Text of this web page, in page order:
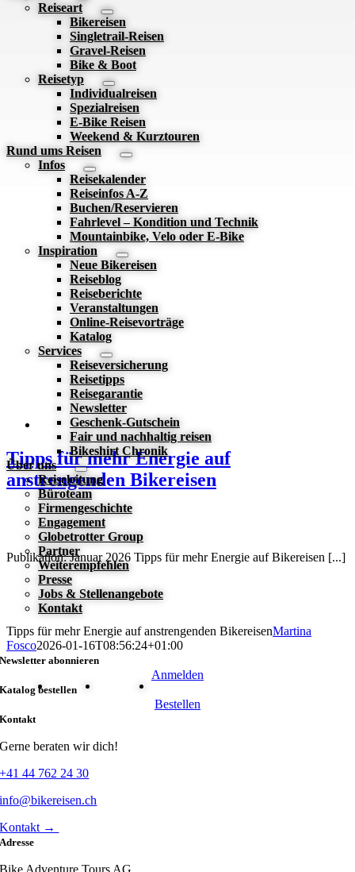
Reiseart
Bikereisen
Singletrail-Reisen
Gravel-Reisen
Bike & Boot
Reisetyp
Individualreisen
Spezialreisen
E-Bike Reisen
Weekend & Kurztouren
Rund ums Reisen
Infos
Reisekalender
Reiseinfos A-Z
Buchen/Reservieren
Fahrlevel – Kondition und Technik
Mountainbike, Velo oder E-Bike
Inspiration
Neue Bikereisen
Reiseblog
Reiseberichte
Veranstaltungen
Online-Reisevorträge
Katalog
Services
Reiseversicherung
Reisetipps
Reisegarantie
Newsletter
Geschenk-Gutschein
Fair und nachhaltig reisen
Bikeshirt Chronik
Über uns
Reiseleitung
Büroteam
Firmengeschichte
Engagement
Globetrotter Group
Partner
Weiterempfehlen
Presse
Jobs & Stellenangebote
Kontakt
Tipps für mehr Energie auf
anstrengenden Bikereisen
Publikation: Januar 2026 Tipps für mehr Energie auf Bikereisen [...]
Tipps für mehr Energie auf anstrengenden BikereisenMartina
Fosco2026-01-16T08:56:24+01:00
Newsletter abonnieren
Anmelden
Katalog bestellen
Bestellen
Kontakt
Gerne beraten wir dich!
+41 44 762 24 30
info@bikereisen.ch
Kontakt →
Adresse
Bike Adventure Tours AG